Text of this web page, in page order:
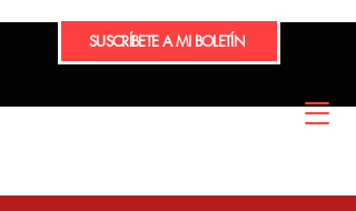
SUSCRÍBETE A MI BOLETÍN